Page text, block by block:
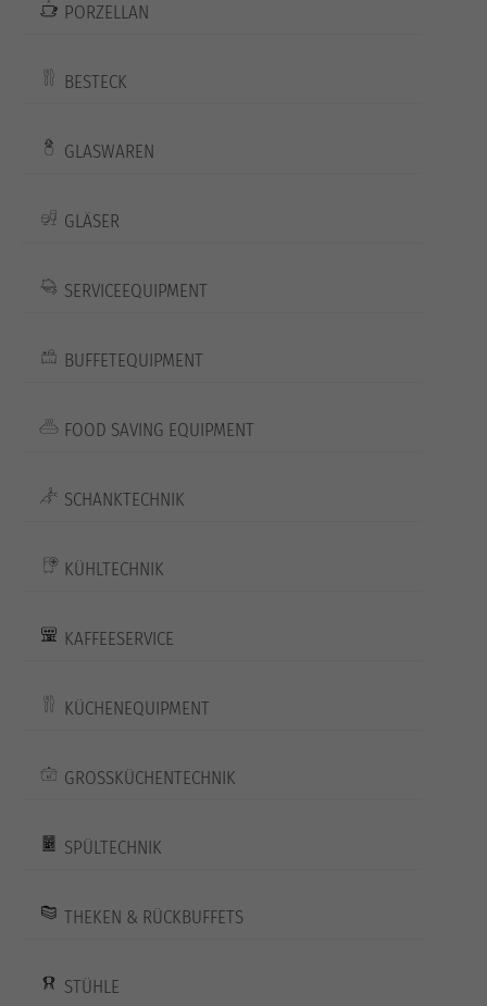
PORZELLAN
BESTECK
GLASWAREN
GLÄSER
SERVICEEQUIPMENT
BUFFETEQUIPMENT
FOOD SAVING EQUIPMENT
SCHANKTECHNIK
KÜHLTECHNIK
KAFFEESERVICE
KÜCHENEQUIPMENT
GROSSKÜCHENTECHNIK
SPÜLTECHNIK
THEKEN & RÜCKBUFFETS
STÜHLE